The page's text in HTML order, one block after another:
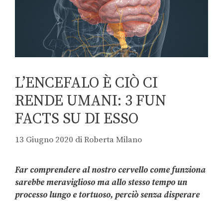
L’ENCEFALO È CIÒ CI
RENDE UMANI: 3 FUN
FACTS SU DI ESSO
13 Giugno 2020 diRoberta Milano
Far comprendere al nostro cervello come funziona
sarebbe meraviglioso ma allo stesso tempo un
processo lungo e tortuoso, perciò senza disperare